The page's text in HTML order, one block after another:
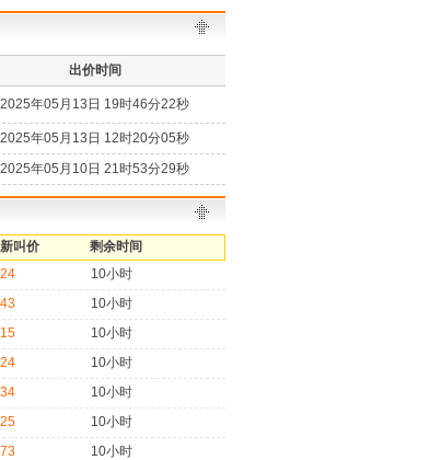
出价时间
2025年05月13日 19时46分22秒
2025年05月13日 12时20分05秒
2025年05月10日 21时53分29秒
叫价
剩余时间
10小时
10小时
10小时
10小时
10小时
10小时
10小时